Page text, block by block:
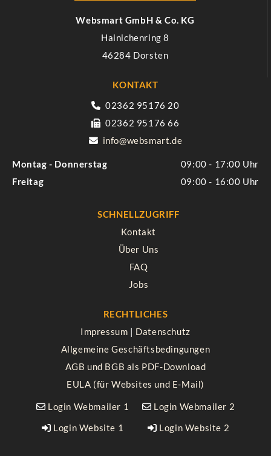
Websmart​ GmbH & Co. KG
Hainichenring 8
46284 Dorsten
KONTAKT
 02362 95176 20
 02362 95176 66
 info@websmart.de
Montag - Donnerstag
09:00 - 17:00
Freitag
09:00 - 16:00
SCHNELLZUGRIFF
Kontakt
Über Uns
FAQ
Jobs
RECHTLICHES
Impressum | Datenschutz
Allgemeine Geschäftsbedingungen
AGB und BGB als PDF-Download
EULA (für Websites und E-Mail)
 Login Webmailer 1  Login Webmailer 2
 Login Website 1  Login Website 2